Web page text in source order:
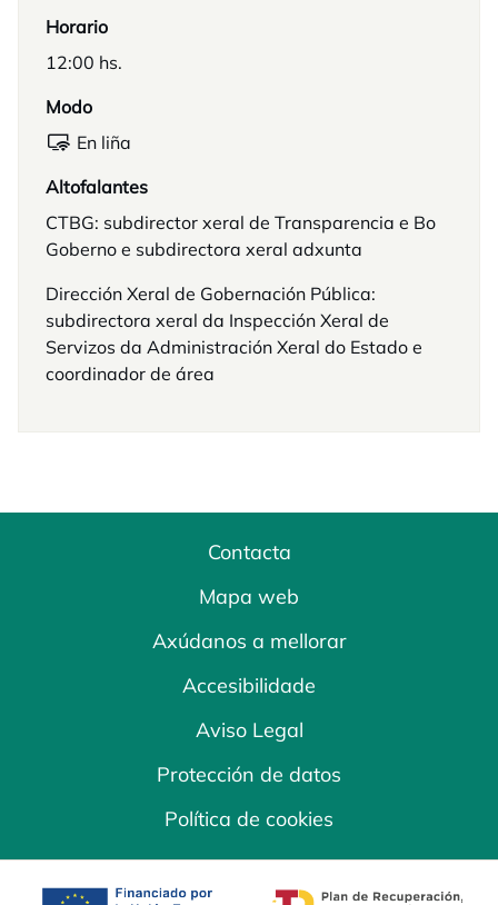
Horario
12:00 hs.
Modo
En liña
Altofalantes
CTBG: subdirector xeral de Transparencia e Bo
Goberno e subdirectora xeral adxunta
Dirección Xeral de Gobernación Pública:
subdirectora xeral da Inspección Xeral de
Servizos da Administración Xeral do Estado e
coordinador de área
Contacta
Mapa web
Axúdanos a mellorar
Accesibilidade
Aviso Legal
Protección de datos
Política de cookies
opens in a new tab opens in a new